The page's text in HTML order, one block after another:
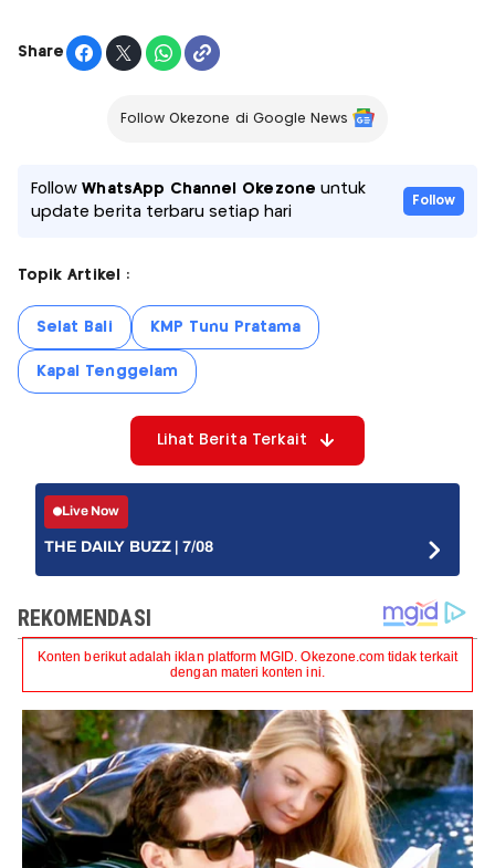
Share
Follow Okezone di Google News
FollowWhatsApp Channel Okezone untuk
update berita terbaru setiap hari
Follow
Topik Artikel :
Selat Bali KMP Tunu Pratama
Kapal Tenggelam
Lihat Berita Terkait
Live Now
THE DAILY BUZZ | 7/08